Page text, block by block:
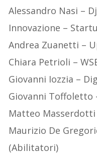
Alessandro Nasi –
Innovazione –
Andrea Zuanetti –
Chiara Petrioli –
Giovanni Iozzia –
Giovanni Toffoletto
Matteo Masserdotti
Maurizio De
(Abilitatori)